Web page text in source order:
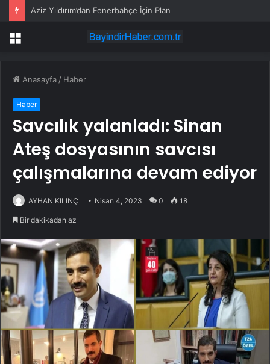
Aziz Yıldırım’dan Fenerbahçe İçin Plan
Menü
Anasayfa / Haber
Haber
Savcılık yalanladı: Sinan
Ateş dosyasının savcısı
çalışmalarına devam ediyor
AYHAN KILINÇ Nisan 4, 2023 0 18
Bir dakikadan az